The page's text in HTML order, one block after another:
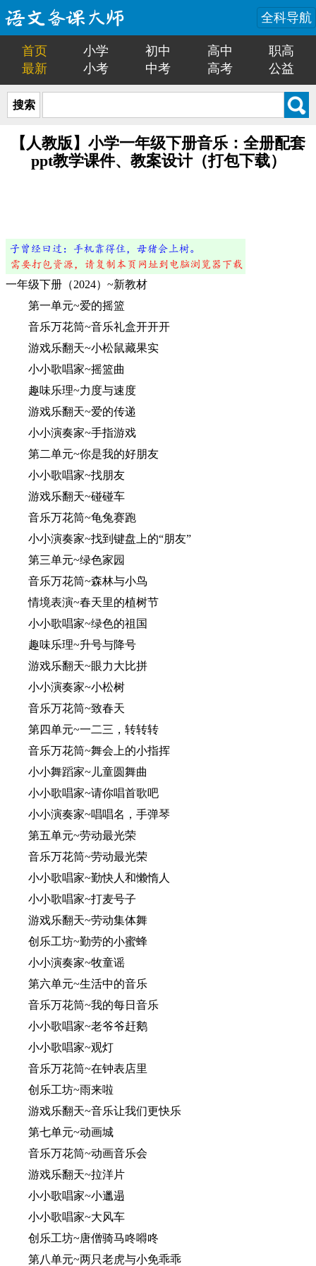
全科导航
首页 小学 初中 高中
职高
最新
小考 中考 高考 公益
搜索
【人教版】小学一年级下册音乐：全册配套
ppt教学课件、教案设计（打包下载）
一年级下册（2024）~新教材
第一单元~爱的摇篮
音乐万花筒~音乐礼盒开开开
游戏乐翻天~小松鼠藏果实
小小歌唱家~摇篮曲
趣味乐理~力度与速度
游戏乐翻天~爱的传递
小小演奏家~手指游戏
第二单元~你是我的好朋友
小小歌唱家~找朋友
游戏乐翻天~碰碰车
音乐万花筒~龟兔赛跑
小小演奏家~找到键盘上的“朋友”
第三单元~绿色家园
音乐万花筒~森林与小鸟
情境表演~春天里的植树节
小小歌唱家~绿色的祖国
趣味乐理~升号与降号
游戏乐翻天~眼力大比拼
小小演奏家~小松树
音乐万花筒~致春天
第四单元~一二三，转转转
音乐万花筒~舞会上的小指挥
小小舞蹈家~儿童圆舞曲
小小歌唱家~请你唱首歌吧
小小演奏家~唱唱名，手弹琴
第五单元~劳动最光荣
音乐万花筒~劳动最光荣
小小歌唱家~勤快人和懒惰人
小小歌唱家~打麦号子
游戏乐翻天~劳动集体舞
创乐工坊~勤劳的小蜜蜂
小小演奏家~牧童谣
第六单元~生活中的音乐
音乐万花筒~我的每日音乐
小小歌唱家~老爷爷赶鹅
小小歌唱家~观灯
音乐万花筒~在钟表店里
创乐工坊~雨来啦
游戏乐翻天~音乐让我们更快乐
第七单元~动画城
音乐万花筒~动画音乐会
游戏乐翻天~拉洋片
小小歌唱家~小邋遢
小小歌唱家~大风车
创乐工坊~唐僧骑马咚嘚咚
第八单元~两只老虎与小免乖乖